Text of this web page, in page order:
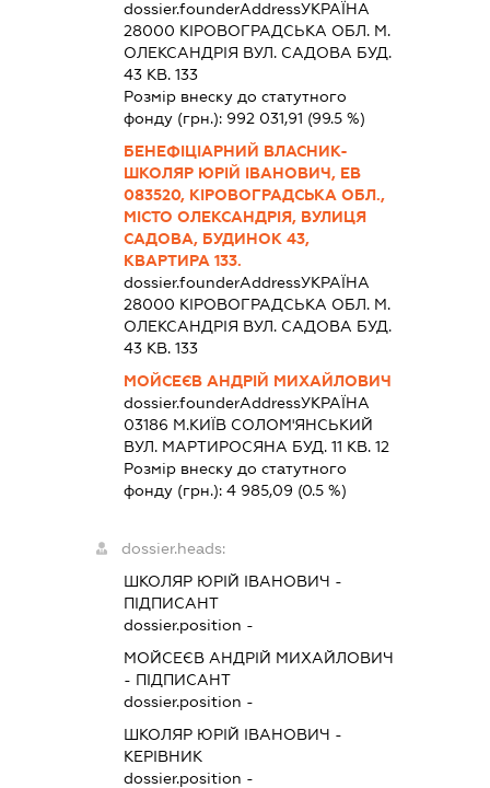
dossier.founderAddressУКРАЇНА
28000 КIРОВОГРАДСЬКА ОБЛ. М.
ОЛЕКСАНДРІЯ ВУЛ. САДОВА БУД.
43 КВ. 133
Розмір внеску до статутного
фонду (грн.): 992 031,91 (99.5 %)
БЕНЕФІЦІАРНИЙ ВЛАСНИК-
ШКОЛЯР ЮРІЙ ІВАНОВИЧ, ЕВ
083520, КІРОВОГРАДСЬКА ОБЛ.,
МІСТО ОЛЕКСАНДРІЯ, ВУЛИЦЯ
САДОВА, БУДИНОК 43,
КВАРТИРА 133.
dossier.founderAddressУКРАЇНА
28000 КIРОВОГРАДСЬКА ОБЛ. М.
ОЛЕКСАНДРІЯ ВУЛ. САДОВА БУД.
43 КВ. 133
МОЙСЕЄВ АНДРІЙ МИХАЙЛОВИЧ
dossier.founderAddressУКРАЇНА
03186 М.КИЇВ СОЛОМ'ЯНСЬКИЙ
ВУЛ. МАРТИРОСЯНА БУД. 11 КВ. 12
Розмір внеску до статутного
фонду (грн.):4 985,09 (0.5 %)
dossier.heads:
ШКОЛЯР ЮРІЙ ІВАНОВИЧ -
ПІДПИСАНТ
dossier.position -
МОЙСЕЄВ АНДРІЙ МИХАЙЛОВИЧ
- ПІДПИСАНТ
dossier.position -
ШКОЛЯР ЮРІЙ ІВАНОВИЧ -
КЕРІВНИК
dossier.position -